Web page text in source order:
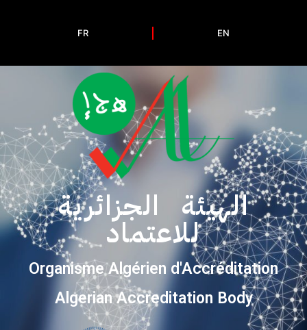
FR EN
الهيئة الجزائرية
للاعتماد
Organisme Algérien d'Accréditation
Algerian Accreditation Body